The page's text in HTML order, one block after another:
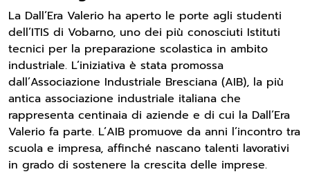
La Dall’Era Valerio ha aperto le porte agli studenti
dell’ITIS di Vobarno, uno dei più conosciuti Istituti
tecnici per la preparazione scolastica in ambito
industriale. L’iniziativa è stata promossa
dall’Associazione Industriale Bresciana (AIB), la più
antica associazione industriale italiana che
rappresenta centinaia di aziende e di cui la Dall’Era
Valerio fa parte. L’AIB promuove da anni l’incontro tra
scuola e impresa, affinché nascano talenti lavorativi
in grado di sostenere la crescita delle imprese.